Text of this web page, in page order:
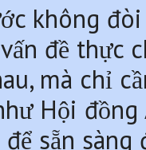
không
đề thực
mà chỉ
Hội
sẵn